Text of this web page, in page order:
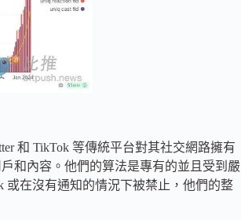
和 TikTok 等傳統平台對其社交網路擁有
和內容。他們的算法是專有的並且受到嚴
或在沒有通知的情況下被禁止，他們的整